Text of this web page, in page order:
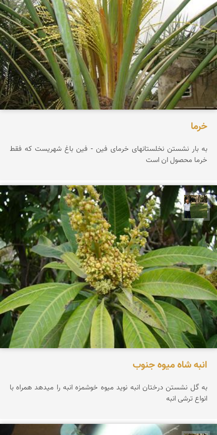
خرما
به بار نشستن نخلستانهای خرمای فین - فین باغ شهریست که فقط
خرما محصول ان است
عبدل شعبانی
انبه شاه میوه جنوب
به گل نشستن درختان انبه نوید میوه خوشمزه انبه را میدهد همراه با
انواع ترشی انبه